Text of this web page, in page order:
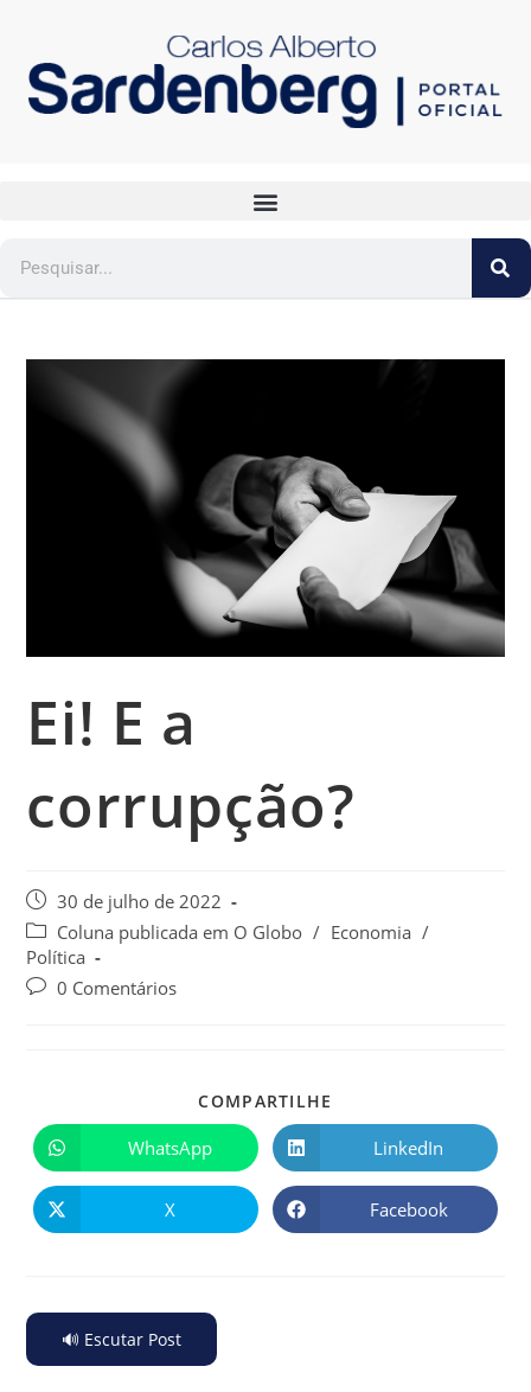
Ei! E a
corrupção?
30 de julho de 2022
Coluna publicada em O Globo / Economia /
Política
0 Comentários
COMPARTILHE
WhatsApp LinkedIn
X Facebook
🔊 Escutar Post